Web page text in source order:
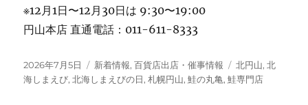
※12月1日〜12月30日は 9:30〜19:00
円山本店 直通電話：011-611-8333
投
稿
2026年7月5日
カ
テ
新着情報,百貨店出店・催事情報
タ
グ
北円山,北
海しまえび,北海しまえびの日,札幌円山,鮭の丸亀,鮭専門店